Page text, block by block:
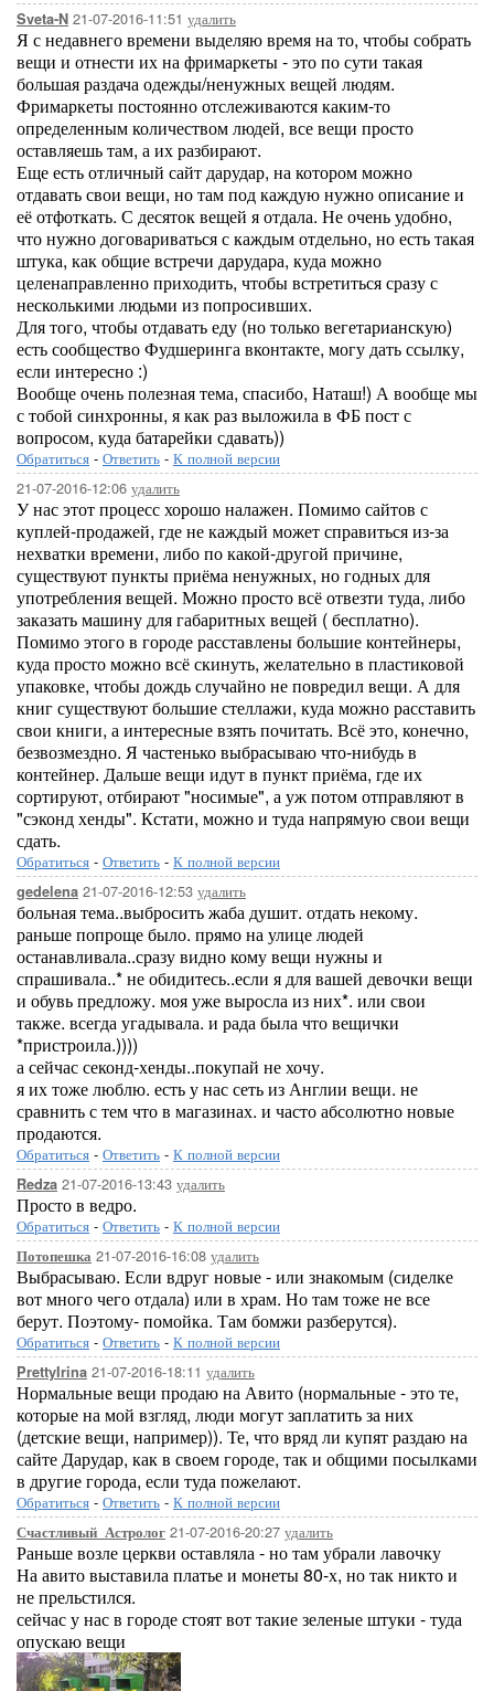
Sveta-N 21-07-2016-11:51 удалить
Я с недавнего времени выделяю время на то, чтобы собрать
вещи и отнести их на фримаркеты - это по сути такая
большая раздача одежды/ненужных вещей людям.
Фримаркеты постоянно отслеживаются каким-то
определенным количеством людей, все вещи просто
оставляешь там, а их разбирают.
Еще есть отличный сайт дарудар, на котором можно
отдавать свои вещи, но там под каждую нужно описание и
её отфоткать. С десяток вещей я отдала. Не очень удобно,
что нужно договариваться с каждым отдельно, но есть такая
штука, как общие встречи дарудара, куда можно
целенаправленно приходить, чтобы встретиться сразу с
несколькими людьми из попросивших.
Для того, чтобы отдавать еду (но только вегетарианскую)
есть сообщество Фудшеринга вконтакте, могу дать ссылку,
если интересно :)
Вообще очень полезная тема, спасибо, Наташ!) А вообще мы
с тобой синхронны, я как раз выложила в ФБ пост с
вопросом, куда батарейки сдавать))
Обратиться - Ответить - К полной версии
21-07-2016-12:06 удалить
У нас этот процесс хорошо налажен. Помимо сайтов с
куплей-продажей, где не каждый может справиться из-за
нехватки времени, либо по какой-другой причине,
существуют пункты приёма ненужных, но годных для
употребления вещей. Можно просто всё отвезти туда, либо
заказать машину для габаритных вещей ( бесплатно).
Помимо этого в городе расставлены большие контейнеры,
куда просто можно всё скинуть, желательно в пластиковой
упаковке, чтобы дождь случайно не повредил вещи. А для
книг существуют большие стеллажи, куда можно расставить
свои книги, а интересные взять почитать. Всё это, конечно,
безвозмездно. Я частенько выбрасываю что-нибудь в
контейнер. Дальше вещи идут в пункт приёма, где их
сортируют, отбирают "носимые", а уж потом отправляют в
"сэконд хенды". Кстати, можно и туда напрямую свои вещи
сдать.
Обратиться - Ответить - К полной версии
gedelena 21-07-2016-12:53 удалить
больная тема..выбросить жаба душит. отдать некому.
раньше попроще было. прямо на улице людей
останавливала..сразу видно кому вещи нужны и
спрашивала..* не обидитесь..если я для вашей девочки вещи
и обувь предложу. моя уже выросла из них*. или свои
также. всегда угадывала. и рада была что вещички
*пристроила.))))
а сейчас секонд-хенды..покупай не хочу.
я их тоже люблю. есть у нас сеть из Англии вещи. не
сравнить с тем что в магазинах. и часто абсолютно новые
продаются.
Обратиться - Ответить - К полной версии
Redza 21-07-2016-13:43 удалить
Просто в ведро.
Обратиться - Ответить - К полной версии
Потопешка 21-07-2016-16:08 удалить
Выбрасываю. Если вдруг новые - или знакомым (сиделке
вот много чего отдала) или в храм. Но там тоже не все
берут. Поэтому- помойка. Там бомжи разберутся).
Обратиться - Ответить - К полной версии
PrettyIrina 21-07-2016-18:11 удалить
Нормальные вещи продаю на Авито (нормальные - это те,
которые на мой взгляд, люди могут заплатить за них
(детские вещи, например)). Те, что вряд ли купят раздаю на
сайте Дарудар, как в своем городе, так и общими посылками
в другие города, если туда пожелают.
Обратиться - Ответить - К полной версии
Счастливый_Астролог 21-07-2016-20:27 удалить
Раньше возле церкви оставляла - но там убрали лавочку
На авито выставила платье и монеты 80-х, но так никто и
не прельстился.
сейчас у нас в городе стоят вот такие зеленые штуки - туда
опускаю вещи